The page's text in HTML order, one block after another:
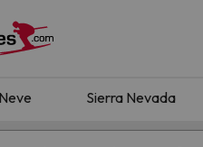
Sierra Nevada